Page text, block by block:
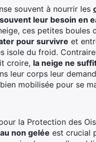
souvent à nourrir les
leur besoin en
ces petites boules
pour survivre et
isole du froid.
croire, la neige ne
leur corps leur
mobilisée pour se
la Protection des
non gelée est crucial